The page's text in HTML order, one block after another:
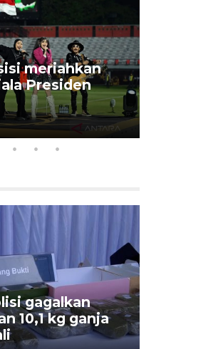
meriahkan
Presiden
gagalkan
10,1 kg ganja